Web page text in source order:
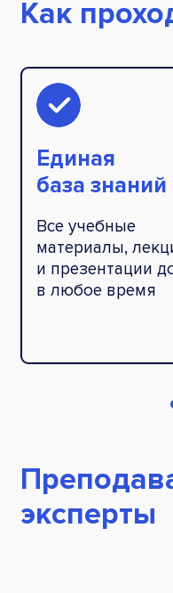
Как
Единая
база знаний
Все учебные
материалы,
и презентации
в любое время
эксперты